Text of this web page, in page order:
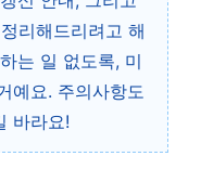
리해드리려고 해
는 일 없도록, 미
예요. 주의사항도
바라요!